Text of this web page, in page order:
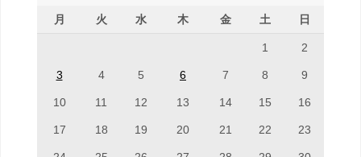
月 火 水 木 金 土 日
1 2
3 4 5 6 7 8 9
10 11 12 13 14 15 16
17 18 19 20 21 22 23